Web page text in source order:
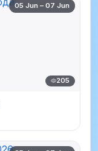
05 Jun – 07 Jun
205